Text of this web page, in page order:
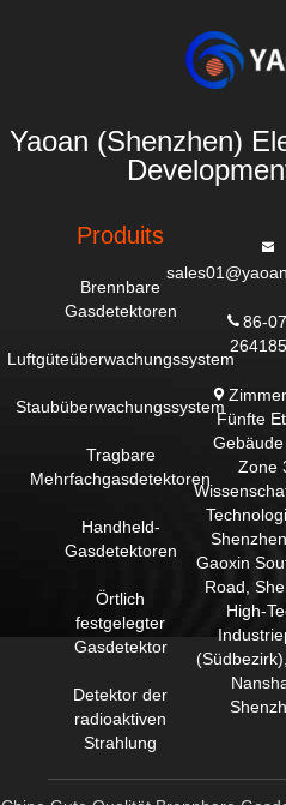
Yaoan (Shenzhen)
Produits
Brennbare
Gasdetektoren
Luftgüteüberwachungssystem
Staubüberwachungssystem
Tragbare
Mehrfachgasdetektoren
Handheld-
Gasdetektoren
Örtlich
festgelegter
Gasdetektor
Detektor der
radioaktiven
Strahlung
86-
Fünfte
Gebäude
Zone
Gaoxin
Road,
High-